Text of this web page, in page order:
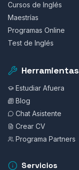
Cursos de Inglés
Maestrías
Programas Online
Test de Inglés
Herramientas
Estudiar Afuera
Blog
Chat Asistente
Crear CV
Programa Partners
Servicios